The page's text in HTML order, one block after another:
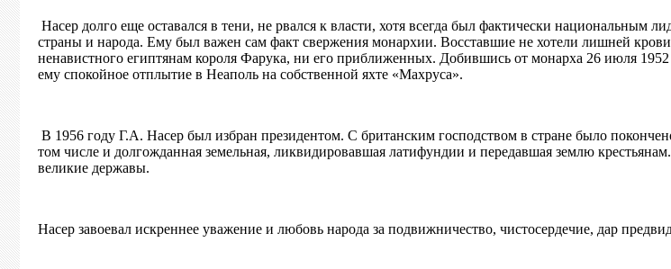
Насер долго еще оставался в тени, не рвался к власти, хотя всегда был фактически национальным
страны и народа. Ему был важен сам факт свержения монархии. Восставшие не хотели лишней
ненавистного египтянам короля Фарука, ни его приближенных. Добившись от монарха 26 июля 1952
ему спокойное отплытие в Неаполь на собственной яхте «Махруса».
В 1956 году Г.А. Насер был избран президентом. С британским господством в стране было
том числе и долгожданная земельная, ликвидировавшая латифундии и передавшая землю
великие державы.
Насер завоевал искреннее уважение и любовь народа за подвижничество, чистосердечие, дар